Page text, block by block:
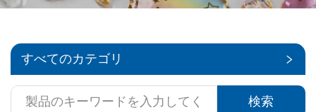
カスタムソリューション
検索
すべてのカテゴリ
検索